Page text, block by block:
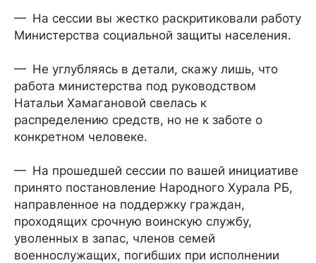
— На сессии вы жестко раскритиковали работу
Министерства социальной защиты населения.
— Не углубляясь в детали, скажу лишь, что
работа министерства под руководством
Натальи Хамагановой свелась к
распределению средств, но не к заботе о
конкретном человеке.
— На прошедшей сессии по вашей инициативе
принято постановление Народного Хурала РБ,
направленное на поддержку граждан,
проходящих срочную воинскую службу,
уволенных в запас, членов семей
военнослужащих, погибших при исполнении